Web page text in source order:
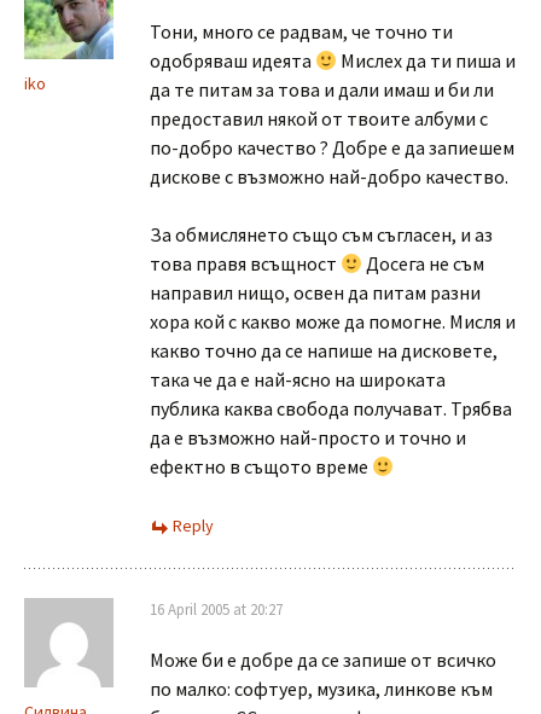
iko
Тони, много се радвам, че точно ти
одобряваш идеята
Мислех да ти пиша и
да те питам за това и дали имаш и би ли
предоставил някой от твоите албуми с
по-добро качество ? Добре е да запиешем
дискове с възможно най-добро качество.
За обмислянето също съм съгласен, и аз
това правя всъщност
Досега не съм
направил нищо, освен да питам разни
хора кой с какво може да помогне. Мисля и
какво точно да се напише на дисковете,
така че да е най-ясно на широката
публика каква свобода получават. Трябва
да е възможно най-просто и точно и
ефектно в същото време
Reply
16 April 2005 at 20:27
Може би е добре да се запише от всичко
по малко: софтуер, музика, линкове към